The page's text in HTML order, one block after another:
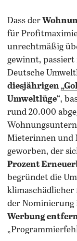
Dass der
für
unrechtmäßig
gewinnt, passiert
Deutsche
diesjährigen
Umweltlüge“,
rund 20.000
Mieterinnen und
geworben, der
Prozent
begründet die
klimaschädlicher
der Nominierung
Werbung